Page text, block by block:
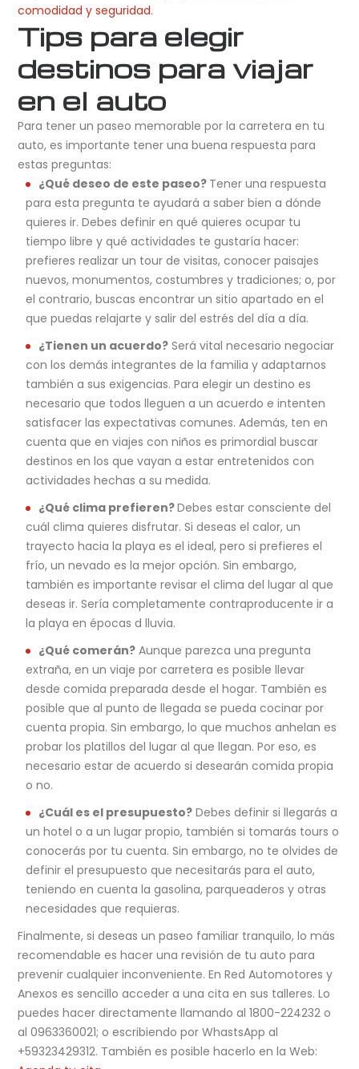
comodidad y seguridad.
Tips para elegir
destinos para viajar
en el auto
Para tener un paseo memorable por la carretera en tu
auto, es importante tener una buena respuesta para
estas preguntas:
¿Qué deseo de este paseo? Tener una respuesta
para esta pregunta te ayudará a saber bien a dónde
quieres ir. Debes definir en qué quieres ocupar tu
tiempo libre y qué actividades te gustaría hacer:
prefieres realizar un tour de visitas, conocer paisajes
nuevos, monumentos, costumbres y tradiciones; o, por
el contrario, buscas encontrar un sitio apartado en el
que puedas relajarte y salir del estrés del día a día.
¿Tienen un acuerdo? Será vital necesario negociar
con los demás integrantes de la familia y adaptarnos
también a sus exigencias. Para elegir un destino es
necesario que todos lleguen a un acuerdo e intenten
satisfacer las expectativas comunes. Además, ten en
cuenta que en viajes con niños es primordial buscar
destinos en los que vayan a estar entretenidos con
actividades hechas a su medida.
¿Qué clima prefieren?Debes estar consciente del
cuál clima quieres disfrutar. Si deseas el calor, un
trayecto hacia la playa es el ideal, pero si prefieres el
frío, un nevado es la mejor opción. Sin embargo,
también es importante revisar el clima del lugar al que
deseas ir. Sería completamente contraproducente ir a
la playa en épocas d lluvia.
¿Qué comerán? Aunque parezca una pregunta
extraña, en un viaje por carretera es posible llevar
desde comida preparada desde el hogar. También es
posible que al punto de llegada se pueda cocinar por
cuenta propia. Sin embargo, lo que muchos anhelan es
probar los platillos del lugar al que llegan. Por eso, es
necesario estar de acuerdo si desearán comida propia
o no.
¿Cuál es el presupuesto? Debes definir si llegarás a
un hotel o a un lugar propio, también si tomarás tours o
conocerás por tu cuenta. Sin embargo, no te olvides de
definir el presupuesto que necesitarás para el auto,
teniendo en cuenta la gasolina, parqueaderos y otras
necesidades que requieras.
Finalmente, si deseas un paseo familiar tranquilo, lo más
recomendable es hacer una revisión de tu auto para
prevenir cualquier inconveniente. En Red Automotores y
Anexos es sencillo acceder a una cita en sus talleres. Lo
puedes hacer directamente llamando al 1800-224232 o
al 0963360021; o escribiendo por WhastsApp al
+59323429312. También es posible hacerlo en la Web: